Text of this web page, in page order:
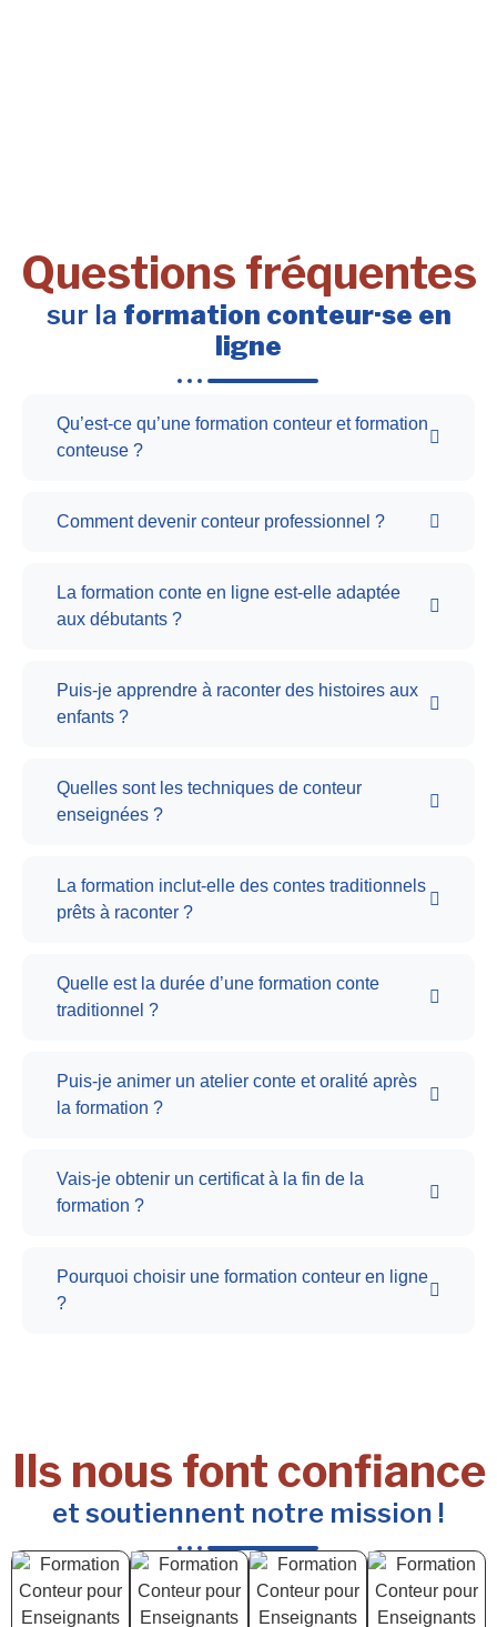
Questions fréquentes
sur la formation conteur·se en
ligne
Qu’est-ce qu’une formation conteur et formation
conteuse ?
Comment devenir conteur professionnel ?
La formation conte en ligne est-elle adaptée
aux débutants ?
Puis-je apprendre à raconter des histoires aux
enfants ?
Quelles sont les techniques de conteur
enseignées ?
La formation inclut-elle des contes traditionnels
prêts à raconter ?
Quelle est la durée d’une formation conte
traditionnel ?
Puis-je animer un atelier conte et oralité après
la formation ?
Vais-je obtenir un certificat à la fin de la
formation ?
Pourquoi choisir une formation conteur en ligne
?
Ils nous font confiance
et soutiennent notre mission !